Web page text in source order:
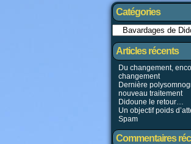
Catégories
Articles récents
Du changement,
changement
Dernière
nouveau traitement
Didoune le retour…
Un objectif poids
Spam
Commentaires